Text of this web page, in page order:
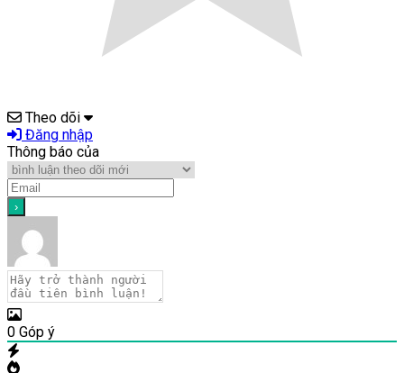
Theo dõi
Đăng nhập
Thông báo của
0 Góp ý